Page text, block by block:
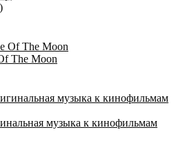
The Moon
музыка к кинофильмам